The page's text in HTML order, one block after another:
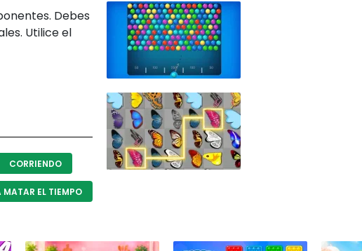
Debes
Utilice el
CORRIENDO
MATAR EL TIEMPO